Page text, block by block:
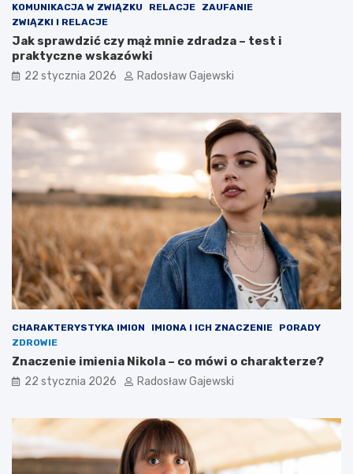
KOMUNIKACJA W ZWIĄZKU RELACJE
ZAUFANIE
ZWIĄZKI I RELACJE
Jak sprawdzić czy mąż mnie zdradza – test i
praktyczne wskazówki
22 stycznia 2026 Radosław Gajewski
CHARAKTERYSTYKA IMION IMIONA I ICH ZNACZENIE
PORADY
ZDROWIE
Znaczenie imienia Nikola – co mówi o charakterze?
22 stycznia 2026 Radosław Gajewski